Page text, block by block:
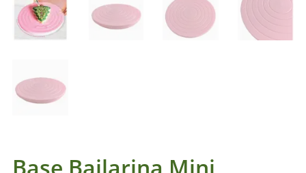
Base Bailarina Mini